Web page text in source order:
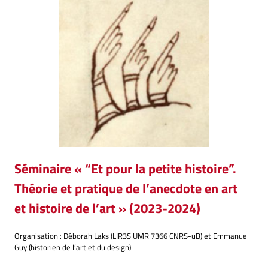
Séminaire « “Et pour la petite histoire”.
Théorie et pratique de l’anecdote en art
et histoire de l’art » (2023-2024)
Organisation : Déborah Laks (LIR3S UMR 7366 CNRS-uB) et Emmanuel
Guy (historien de l’art et du design)